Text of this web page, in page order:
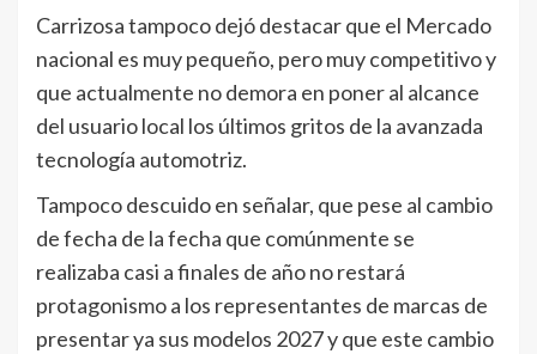
Carrizosa tampoco dejó destacar que el Mercado
nacional es muy pequeño, pero muy competitivo y
que actualmente no demora en poner al alcance
del usuario local los últimos gritos de la avanzada
tecnología automotriz.
Tampoco descuido en señalar, que pese al cambio
de fecha de la fecha que comúnmente se
realizaba casi a finales de año no restará
protagonismo a los representantes de marcas de
presentar ya sus modelos 2027 y que este cambio